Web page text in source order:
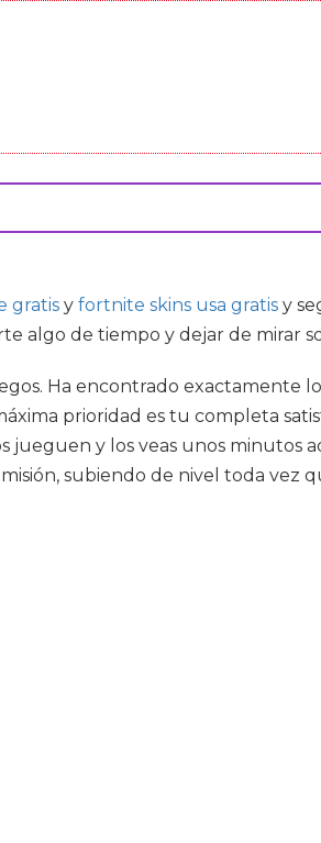
gratis y fortnite skins usa gratis y
algo de tiempo y dejar de mirar
Ha encontrado exactamente
prioridad es tu completa
y los veas unos minutos
subiendo de nivel toda vez